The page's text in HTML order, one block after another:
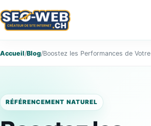
Accueil/Blog/
RÉFÉRENCEMENT NATUREL